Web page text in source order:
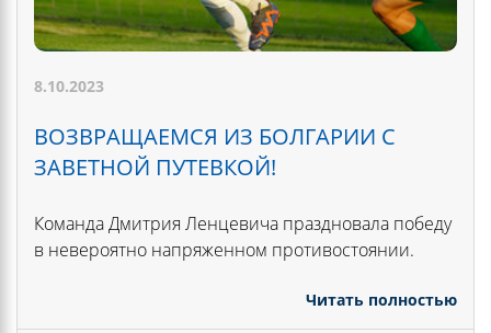
8.10.2023
ВОЗВРАЩАЕМСЯ ИЗ БОЛГАРИИ С
ЗАВЕТНОЙ ПУТЕВКОЙ!
Команда Дмитрия Ленцевича праздновала победу
в невероятно напряженном противостоянии.
Читать полностью